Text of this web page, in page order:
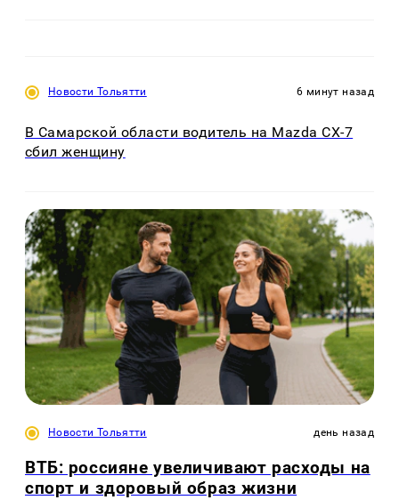
Новости Тольятти 6 минут назад
В Самарской области водитель на Mazda CX-7
сбил женщину
Новости Тольятти день назад
ВТБ: россияне увеличивают расходы на
спорт и здоровый образ жизни